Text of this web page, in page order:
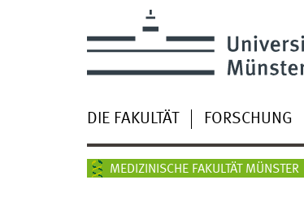
DIE FAKULTÄT FORSCHUNG
MEDIZINISCHE FAKULTÄT MÜNSTER